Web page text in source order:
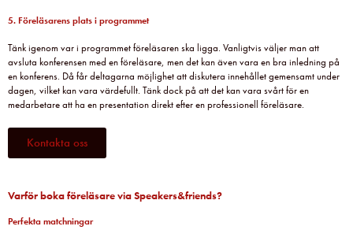
5. Föreläsarens plats i programmet
Tänk igenom var i programmet föreläsaren ska ligga. Vanligtvis väljer man att
avsluta konferensen med en föreläsare, men det kan även vara en bra inledning på
en konferens. Då får deltagarna möjlighet att diskutera innehållet gemensamt under
dagen, vilket kan vara värdefullt. Tänk dock på att det kan vara svårt för en
medarbetare att ha en presentation direkt efter en professionell föreläsare.
Kontakta oss
Varför boka föreläsare via Speakers&friends?
Perfekta matchningar